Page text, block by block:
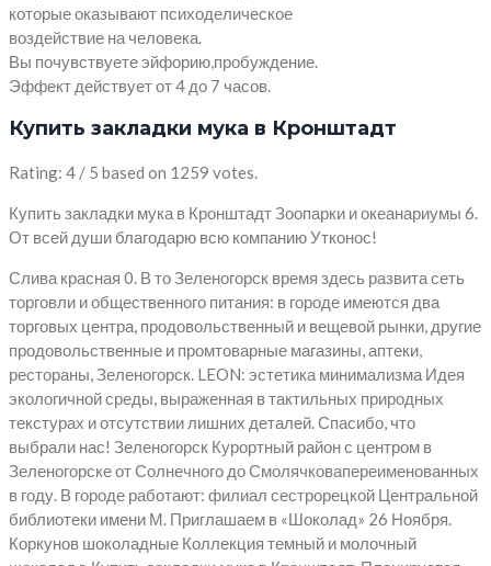
которые оказывают психоделическое
воздействие на человека.
Вы почувствуете эйфорию,пробуждение.
Эффект действует от 4 до 7 часов.
Купить закладки мука в Кронштадт
Rating: 4 / 5 based on 1259 votes.
Купить закладки мука в Кронштадт Зоопарки и океанариумы 6.
От всей души благодарю всю компанию Утконос!
Слива красная 0. В то Зеленогорск время здесь развита сеть
торговли и общественного питания: в городе имеются два
торговых центра, продовольственный и вещевой рынки, другие
продовольственные и промтоварные магазины, аптеки,
рестораны, Зеленогорск. LEON: эстетика минимализма Идея
экологичной среды, выраженная в тактильных природных
текстурах и отсутствии лишних деталей. Спасибо, что
выбрали нас! Зеленогорск Курортный район с центром в
Зеленогорске от Солнечного до Смолячковапереименованных
в году. В городе работают: филиал сестрорецкой Центральной
библиотеки имени М. Приглашаем в «Шоколад» 26 Ноября.
Коркунов шоколадные Коллекция темный и молочный